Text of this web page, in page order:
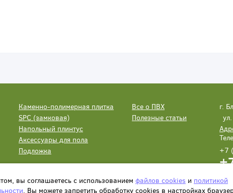
Каменно-полимерная плитка
SPC (замковая)
Напольный плинтус
Аксессуары для пола
Подложка
Все о ПВХ
Полезные статьи
г.
+7
вы соглашаетесь с использованием файлов cookies и политикой
. Вы можете запретить обработку сookies в настройках